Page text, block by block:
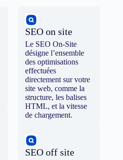
SEO on site
Le SEO On-Site
désigne l’ensemble
des optimisations
effectuées
directement sur votre
site web, comme la
structure, les balises
HTML, et la vitesse
de chargement.
SEO off site